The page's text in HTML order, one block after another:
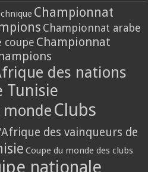
Championnat
Championnat arabe
coupe Championnat
des nations
Tunisie
Clubs
des vainqueurs de
Coupe du monde des clubs
nationale